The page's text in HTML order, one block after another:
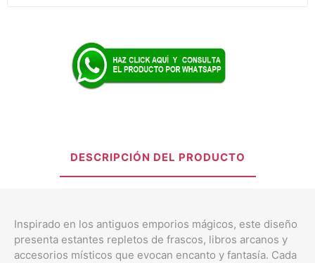
DESCRIPCIÓN DEL PRODUCTO
Inspirado en los antiguos emporios mágicos, este diseño
presenta estantes repletos de frascos, libros arcanos y
accesorios místicos que evocan encanto y fantasía. Cada